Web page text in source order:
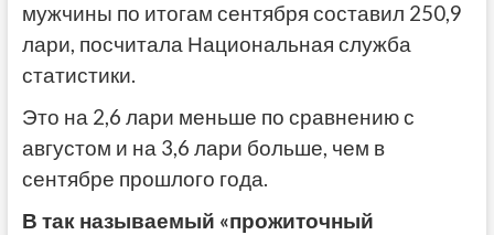
мужчины по итогам сентября составил 250,9
лари, посчитала Национальная служба
статистики.
Это на 2,6 лари меньше по сравнению с
августом и на 3,6 лари больше, чем в
сентябре прошлого года.
В так называемый «прожиточный